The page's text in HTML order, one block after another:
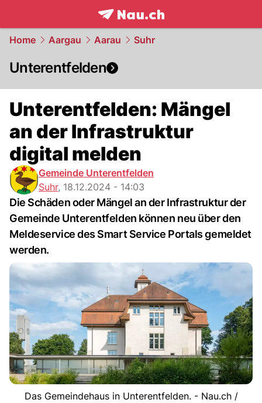
frontpage.NAU.ch
Home Aargau Aarau Suhr
Unterentfelden
Unterentfelden: Mängel
an der Infrastruktur
digital melden
Gemeinde Unterentfelden
Suhr, 18.12.2024 - 14:03
Die Schäden oder Mängel an der Infrastruktur der
Gemeinde Unterentfelden können neu über den
Meldeservice des Smart Service Portals gemeldet
werden.
Das Gemeindehaus in Unterentfelden. - Nau.ch /